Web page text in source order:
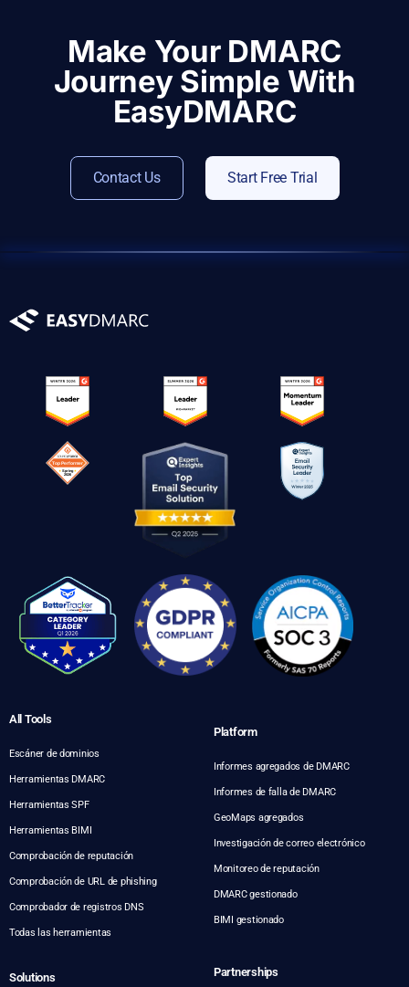
Make Your DMARC
Journey Simple With
EasyDMARC
Contact Us Start Free Trial
All Tools
Escáner de dominios
Herramientas DMARC
Herramientas SPF
Herramientas BIMI
Comprobación de reputación
Comprobación de URL de phishing
Comprobador de registros DNS
Todas las herramientas
Platform
Informes agregados de DMARC
Informes de falla de DMARC
GeoMaps agregados
Investigación de correo electrónico
Monitoreo de reputación
DMARC gestionado
BIMI gestionado
Solutions Partnerships